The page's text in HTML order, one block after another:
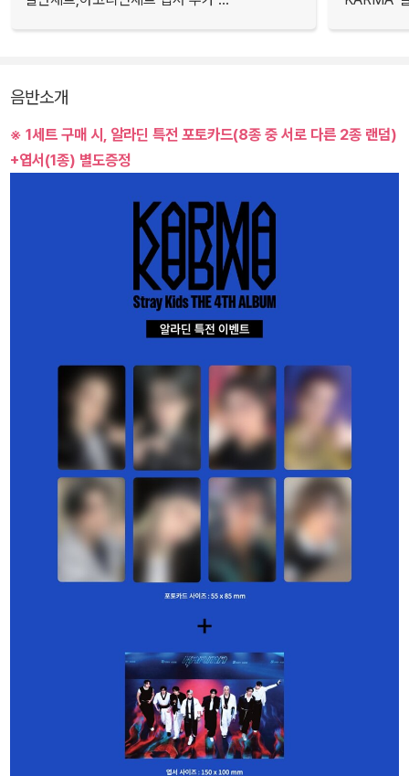
음반소개
※ 1세트 구매 시, 알라딘 특전 포토카드(8종 중 서로 다른 2종 랜덤)
+엽서(1종) 별도증정